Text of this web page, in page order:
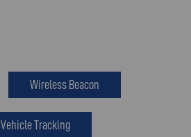
Wireless Beacon
Vehicle Tracking